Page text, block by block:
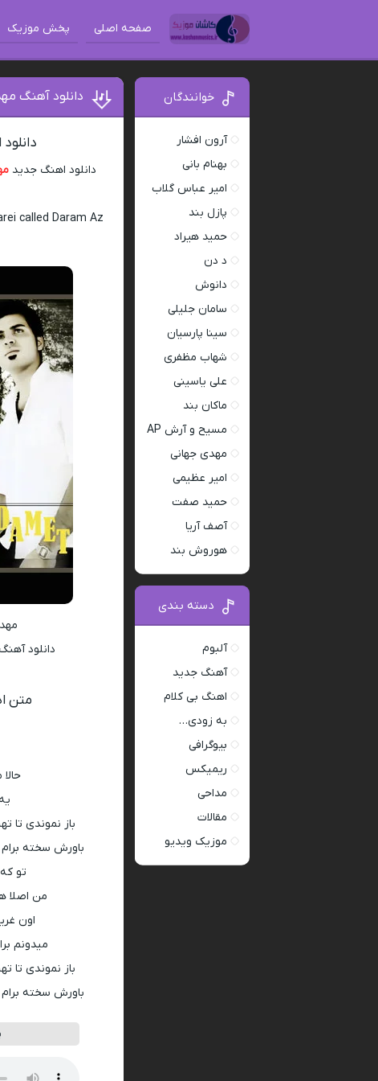
صفحه اصلی پخش موزیک
دانلود آهنگ
دانلود اهنگ جدید
called Daram Az
دانلود
متن
باز نموندی تا
باورش سخته
تو
من اصلا
اون
میدونم
باز نموندی تا
باورش سخته
خوانندگان
آرون افشار
بهنام بانی
امیر عباس گلاب
پازل بند
حمید هیراد
د دن
دانوش
سامان جلیلی
سینا پارسیان
شهاب مظفری
علی یاسینی
ماکان بند
مسیح و آرش AP
مهدی جهانی
امیر عظیمی
حمید صفت
آصف آریا
هوروش بند
دسته بندی
آلبوم
آهنگ جدید
اهنگ بی کلام
به زودی…
بیوگرافی
ریمیکس
مداحی
مقالات
موزیک ویدیو